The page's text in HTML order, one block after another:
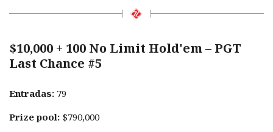
$10,000 + 100 No Limit Hold'em – PGT
Last Chance #5
Entradas: 79
Prize pool: $790,000